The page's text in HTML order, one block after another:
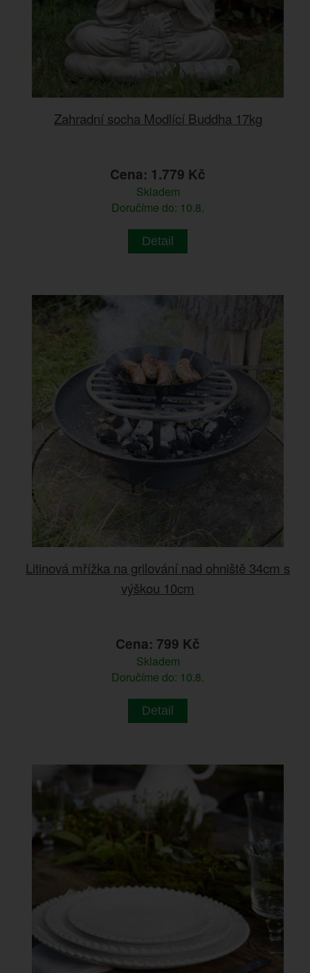
Zahradní socha Modlící Buddha 17kg
Cena: 1.779 Kč
Skladem
Doručíme do: 10.8.
Detail
Litinová mřížka na grilování nad ohniště 34cm s
výškou 10cm
Cena: 799 Kč
Skladem
Doručíme do: 10.8.
Detail